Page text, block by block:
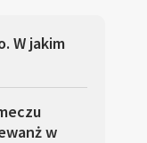
W jakim
w